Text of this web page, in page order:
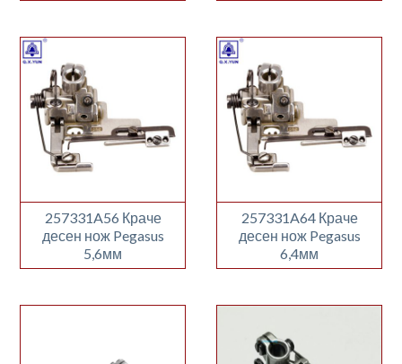
257331A56 Краче
десен нож Pegasus
5,6мм
257331A64 Краче
десен нож Pegasus
6,4мм